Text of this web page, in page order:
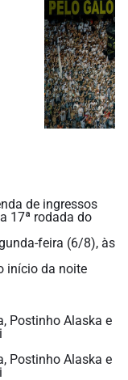
de ingressos
17ª rodada do
feira (6/8), às
início da noite
Postinho Alaska e
Postinho Alaska e